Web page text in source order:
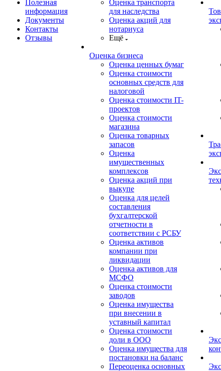
Полезная
информация
Документы
Контакты
Отзывы
Оценка транспорта
для наследства
Оценка акций для
нотариуса
Ещё
Оценка бизнеса
Оценка ценных бумаг
Оценка стоимости
основных средств для
налоговой
Оценка стоимости IT-
проектов
Оценка стоимости
магазина
Оценка товарных
запасов
Оценка
имущественных
комплексов
Оценка акций при
выкупе
Оценка для целей
составления
бухгалтерской
отчетности в
соответствии с РСБУ
Оценка активов
компании при
ликвидации
Оценка активов для
МСФО
Оценка стоимости
заводов
Оценка имущества
при внесении в
уставный капитал
Оценка стоимости
доли в ООО
Оценка имущества для
постановки на баланс
Переоценка основных